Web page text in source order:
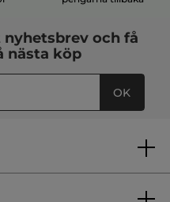
nyhetsbrev och få
nästa köp
OK